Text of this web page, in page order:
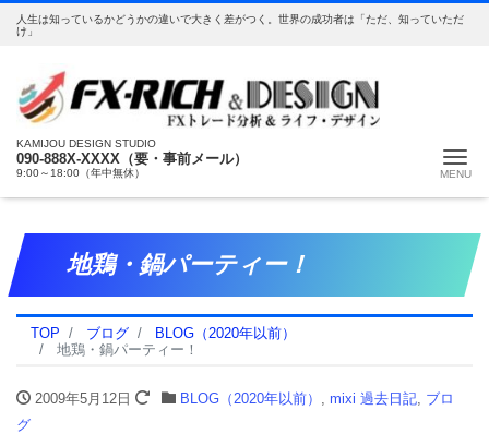
人生は知っているかどうかの違いで大きく差がつく。世界の成功者は「ただ、知っていただ
け」
KAMIJOU DESIGN STUDIO
090-888X-XXXX（要・事前メール）
9:00～18:00（年中無休）
地鶏・鍋パーティー！
TOP ブログ
BLOG（2020年以前）
地鶏・鍋パーティー！
2009年5月12日 BLOG（2020年以前） , mixi 過去日記, ブロ
グ